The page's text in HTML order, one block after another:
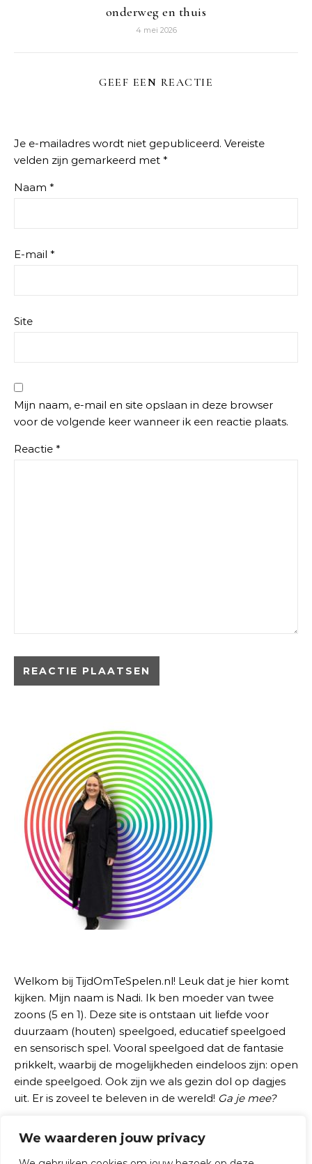
We waarderen jouw privacy
onderweg en thuis
4 mei 2026
GEEF EEN REACTIE
Je e-mailadres wordt niet gepubliceerd. Vereiste
velden zijn gemarkeerd met *
Naam *
E-mail *
Site
Mijn naam, e-mail en site opslaan in deze browser
voor de volgende keer wanneer ik een reactie plaats.
Reactie *
Welkom bij TijdOmTeSpelen.nl! Leuk dat je hier komt
kijken. Mijn naam is Nadi. Ik ben moeder van twee
zoons (5 en 1). Deze site is ontstaan uit liefde voor
duurzaam (houten) speelgoed, educatief speelgoed
en sensorisch spel. Vooral speelgoed dat de fantasie
prikkelt, waarbij de mogelijkheden eindeloos zijn: open
einde speelgoed. Ook zijn we als gezin dol op dagjes
uit. Er is zoveel te beleven in de wereld! Ga je mee?